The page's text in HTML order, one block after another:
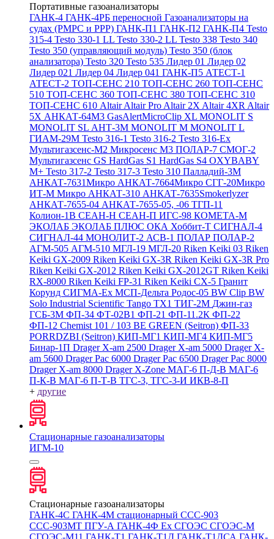
Портативные газоанализаторы
ГАНК-4 ГАНК-4РБ переносной Газоанализаторы на
судах (РМРС и РРР) ГАНК-П1 ГАНК-П2 ГАНК-П4 Testo
315-4 Testo 330-1 LL Testo 330-2 LL Testo 338 Testo 340
Testo 350 (управляющий модуль) Testo 350 (блок
анализатора) Testo 320 Testo 535 Лидер 01 Лидер 02
Лидер 021 Лидер 04 Лидер 041 ГАНК-П5 АТЕСТ-1
АТЕСТ-2 ТОП-СЕНС 210 ТОП-СЕНС 260 ТОП-СЕНС
510 ТОП-СЕНС 360 ТОП-СЕНС 380 ТОП-СЕНС 310
ТОП-СЕНС 610 AltairAltair Pro Altair 2X Altair 4XR Altair
5X АНКАТ-64М3 GasAlertMicroClip XL MONOLIT S
MONOLIT SL АНТ-3М MONOLIT M MONOLIT L
ГИАМ-29М Testo 316-1 Testo 316-2 Testo 316-Ex
Мультигазсенс-М2 Микросенс М3 ПОЛАР-7 СМОГ-2
Мультигазсенс GS HardGas S1 HardGas S4 OXYBABY
M+ Testo 317-2 Testo 317-3 Testo 310 Палладий-3М
АНКАТ-7631Микро АНКАТ-7664Микро СГГ-20Микро
ИТ-М Микро АНКАТ-310 АНКАТ-7635Smokerlyzer
АНКАТ-7655-04 АНКАТ-7655-05, -06 ТГП-11
Колион-1В СЕАН-Н СЕАН-П ИГС-98 КОМЕТА-М
ЭКОЛАБ ЭКОЛАБ ПЛЮС ОКА Хоббит-Т СИГНАЛ-4
СИГНАЛ-44 МОНОЛИТ-2 АСВ-1 ПОЛАР ПОЛАР-2
АГМ-505 АГМ-510 МГЛ-19 МГЛ-20 Riken Keiki 03 Riken
Keiki GX-2009 Riken Keiki GX-3R Riken Keiki GX-3R Pro
Riken Keiki GX-2012 Riken Keiki GX-2012GT Riken Keiki
RX-8000 Riken Keiki FP-31 Riken Keiki CX-5 Гранит
Корунд СИГМА-Ех МСП-Дельта Родос-05 BW Clip BW
Solo Industrial Scientific Tango TX1 ТИГ-2М Джин-газ
ГСБ-3М ФП-34 ФТ-02В1 ФП-21 ФП-11.2К ФП-22
ФП-12 Chemist 101 / 103 BE GREEN (Seitron) ФП-33
PORRDZBI (Seitron) КИП-МГ1 КИП-МГ4 КИП-МГ5
Бинар-1П Drager X-am 2500 Drager X-am 5000 Drager X-
am 5600 Drager Pac 6000 Drager Pac 6500 Drager Pac 8000
Drager X-am 8000 Drager X-Zone МАГ-6 П-Д-В МАГ-6
П-К-В МАГ-6 П-Т-В ТГС-3, ТГС-3-И ИКВ-8-П
+ другие
Стационарные газоанализаторы
ИГМ-10
Стационарные газоанализаторы
ГАНК-4С ГАНК-4М стационарный ССС-903
ССС-903МТ ПГУ-А ГАНК-4Ф Ex СГОЭС СГОЭС-М
СГОЭС-М11 ГАНК-Т1 ГАНК-Т1Д ГАНК-Т1ДСА ГАНК-